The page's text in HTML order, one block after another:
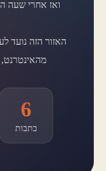
ואז אחרי שעה
האזור הזה נועד
מהאינטרנט,
6
כתבות